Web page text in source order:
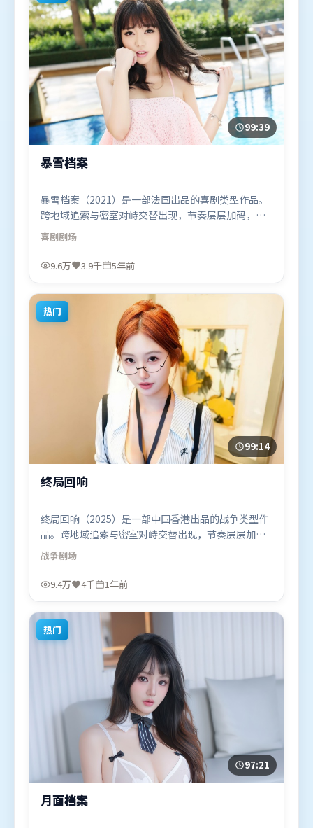
99:39
暴雪档案
暴雪档案（2021）是一部法国出品的喜剧类型作品。
跨地域追索与密室对峙交替出现，节奏层层加码，张
力持续上扬。类型元素被重新组合，既致敬经典也尝
试突破套路。由吕克·贝松执导，提莫西·查拉米、
刘德华、孙艺珍，王景春、弗洛伦丝·皮尤等联袂出
上线，适合喜欢喜剧题材的观众观看。
喜剧剧场
9.6万 3.9千 5年前
热门
99:14
终局回响
终局回响（2025）是一部中国香港出品的战争类型作
品。跨地域追索与密室对峙交替出现，节奏层层加
码，张力持续上扬。类型元素被重新组合，既致敬经
典也尝试突破套路。由张艺谋执导，段奕宏、孙艺
珍、吴京，托尼·贾、咏梅等联袂出演。影片于2025
欢战争题材的观众观看。
战争剧场
9.4万 4千 1年前
热门
97:21
月面档案